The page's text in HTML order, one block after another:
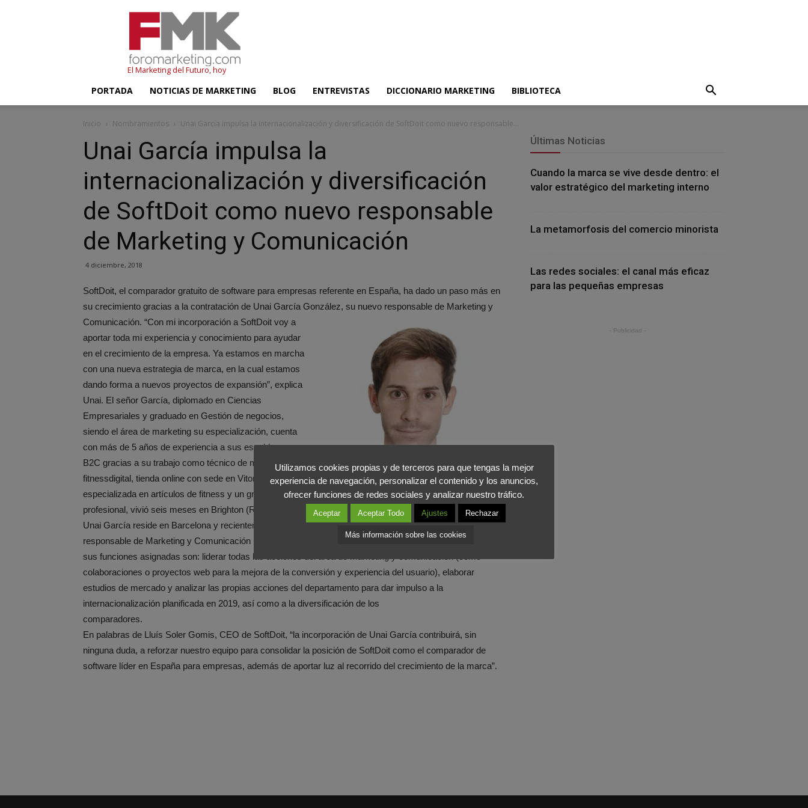
El Marketing del Futuro, hoy
PORTADA NOTICIAS DE MARKETING BLOG ENTREVISTAS DICCIONARIO MARKETING BIBLIOTECA
Inicio Nombramientos Unai García impulsa la internacionalización y diversificación de SoftDoit como nuevo responsable...
Unai García impulsa la
internacionalización y diversificación
de SoftDoit como nuevo responsable
de Marketing y Comunicación
4 diciembre, 2018
SoftDoit, el comparador gratuito de software para empresas referente en España, ha dado un paso más en
su crecimiento gracias a la contratación de Unai García González, su nuevo responsable de Marketing y
Comunicación. “Con mi incorporación a SoftDoit voy a
aportar toda mi experiencia y conocimiento para ayudar
en el crecimiento de la empresa. Ya estamos en marcha
con una nueva estrategia de marca, en la cual estamos
dando forma a nuevos proyectos de expansión”, explica
Unai. El señor García, diplomado en Ciencias
Empresariales y graduado en Gestión de negocios,
siendo el área de marketing su especialización, cuenta
con más de 5 años de experiencia a sus espaldas en
B2C gracias a su trabajo como técnico de marketing en
fitnessdigital, tienda online con sede en Vitoria
especializada en artículos de fitness y un gran referente en el sector. Tras cerrar esta primera etapa
profesional, vivió seis meses en Brighton (Reino Unido), donde continuó formándose. En la actualidad,
Unai García reside en Barcelona y recientemente se ha incorporado al equipo de SoftDoit como
responsable de Marketing y Comunicación para aportar su experiencia a la compañía B2B. Algunas de
sus funciones asignadas son: liderar todas las acciones del área de marketing y comunicación (como
colaboraciones o proyectos web para la mejora de la conversión y experiencia del usuario), elaborar
estudios de mercado y analizar las propias acciones del departamento para dar impulso a la
internacionalización planificada en 2019, así como a la diversificación de los
comparadores.
En palabras de Lluís Soler Gomis, CEO de SoftDoit, “la incorporación de Unai García contribuirá, sin
ninguna duda, a reforzar nuestro equipo para consolidar la posición de SoftDoit como el comparador de
software líder en España para empresas, además de aportar luz al recorrido del crecimiento de la marca”.
Últimas Noticias
Cuando la marca se vive desde dentro: el
valor estratégico del marketing interno
La metamorfosis del comercio minorista
Las redes sociales: el canal más eficaz
para las pequeñas empresas
- Publicidad -
Utilizamos cookies propias y de terceros para que tengas la mejor
experiencia de navegación, personalizar el contenido y los anuncios,
ofrecer funciones de redes sociales y analizar nuestro tráfico.
Aceptar Aceptar Todo Ajustes Rechazar
Más información sobre las cookies